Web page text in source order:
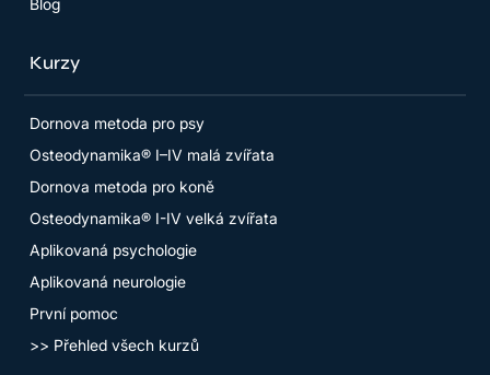
Kurzy
Dornova metoda pro psy
Osteodynamika® I–IV malá zvířata
Dornova metoda pro koně
Osteodynamika® I-IV velká zvířata
Aplikovaná psychologie
Aplikovaná neurologie
První pomoc
>> Přehled všech kurzů